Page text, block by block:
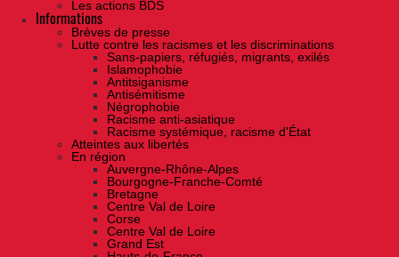
Les actions BDS
Informations
Brèves de presse
Lutte contre les racismes et les discriminations
Sans-papiers, réfugiés, migrants, exilés
Islamophobie
Antitsiganisme
Antisémitisme
Négrophobie
Racisme anti-asiatique
Racisme systémique, racisme d'État
Atteintes aux libertés
En région
Auvergne-Rhône-Alpes
Bourgogne-Franche-Comté
Bretagne
Centre Val de Loire
Corse
Centre Val de Loire
Grand Est